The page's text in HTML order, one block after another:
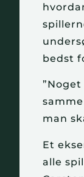
bedst
man
Et
alle